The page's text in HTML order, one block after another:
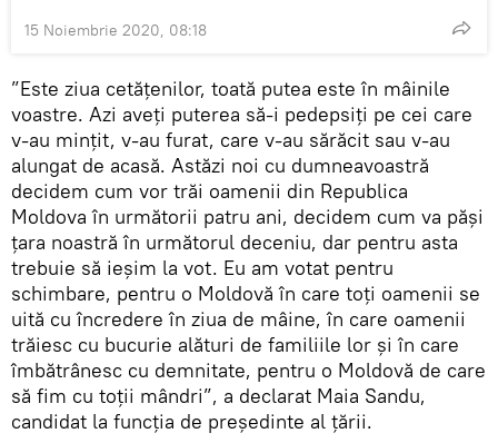
15 Noiembrie 2020, 08:18
”Este ziua cetățenilor, toată putea este în mâinile
voastre. Azi aveți puterea să-i pedepsiți pe cei care
v-au mințit, v-au furat, care v-au sărăcit sau v-au
alungat de acasă. Astăzi noi cu dumneavoastră
decidem cum vor trăi oamenii din Republica
Moldova în următorii patru ani, decidem cum va păși
țara noastră în următorul deceniu, dar pentru asta
trebuie să ieșim la vot. Eu am votat pentru
schimbare, pentru o Moldovă în care toți oamenii se
uită cu încredere în ziua de mâine, în care oamenii
trăiesc cu bucurie alături de familiile lor și în care
îmbătrânesc cu demnitate, pentru o Moldovă de care
să fim cu toții mândri”, a declarat Maia Sandu,
candidat la funcția de președinte al țării.